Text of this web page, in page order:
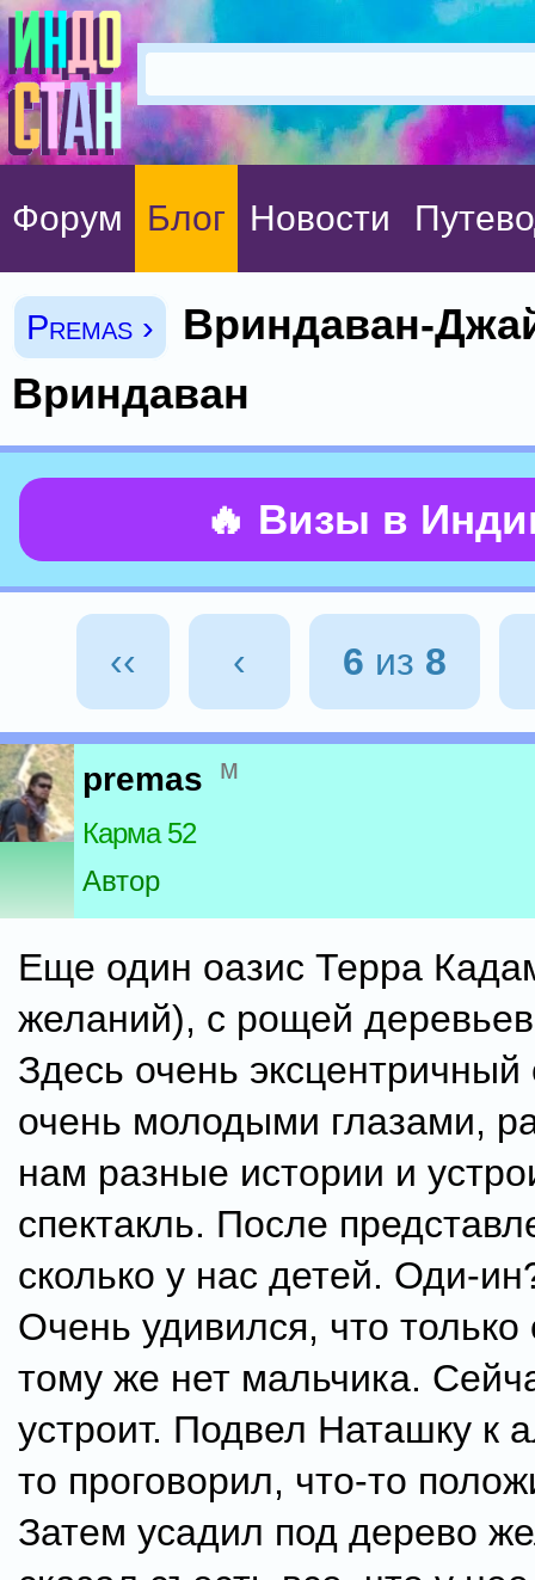
Форум Блог Новости
Premas ›
Вриндаван-
Вриндаван
🔥 Визы в
‹‹ ‹ 6 из 8
premas м
Карма 52
Автор
Еще один оазис Терра
желаний), с рощей
Здесь очень эксцентричный
очень молодыми глазами,
нам разные истории и
спектакль. После
сколько у нас детей. Оди-
Очень удивился, что только
тому же нет мальчика.
устроит. Подвел Наташку к
то проговорил, что-то
Затем усадил под дерево